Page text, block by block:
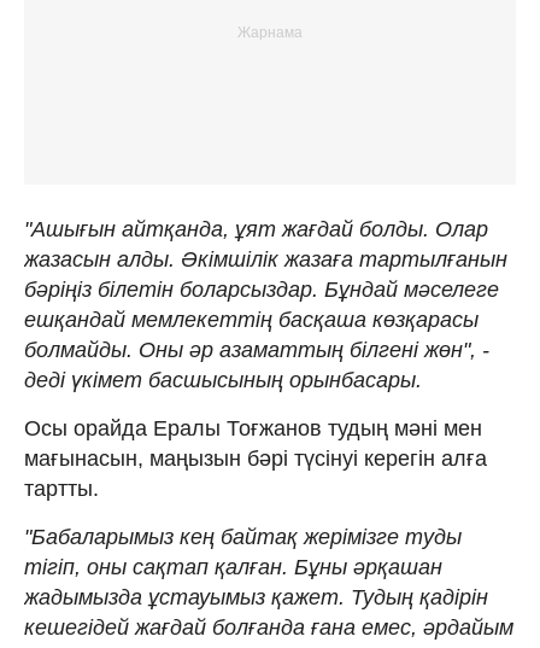
"Ашығын айтқанда, ұят жағдай болды. Олар
жазасын алды. Әкімшілік жазаға тартылғанын
бәріңіз білетін боларсыздар. Бұндай мәселеге
ешқандай мемлекеттің басқаша көзқарасы
болмайды. Оны әр азаматтың білгені жөн", -
деді үкімет басшысының орынбасары.
Осы орайда Ералы Тоғжанов тудың мәні мен
мағынасын, маңызын бәрі түсінуі керегін алға
тартты.
"Бабаларымыз кең байтақ жерімізге туды
тігіп, оны сақтап қалған. Бұны әрқашан
жадымызда ұстауымыз қажет. Тудың қадірін
кешегідей жағдай болғанда ғана емес, әрдайым